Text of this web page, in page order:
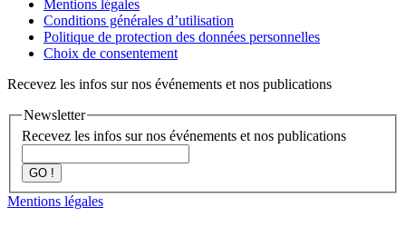
Mentions légales
Conditions générales d’utilisation
Politique de protection des données personnelles
Choix de consentement
Recevez les infos sur nos événements et nos publications
Newsletter
Recevez les infos sur nos événements et nos publications
GO !
Mentions légales